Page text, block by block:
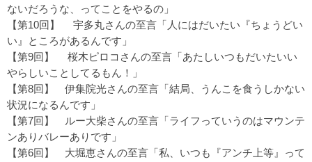
ないだろうな、ってことをやるの」
【第10回】
宇多丸さんの至言「人にはだいたい『ちょうどい
い』ところがあるんです」
【第9回】
桜木ピロコさんの至言「あたしいつもだいたいい
やらしいことしてるもん！」
【第8回】 伊集院光さんの至言「結局、うんこを食うしかない
状況になるんです」
【第7回】
ルー大柴さんの至言「ライフっていうのはマウンテ
ンありバレーありです」
【第6回】 大堀恵さんの至言「私、いつも『アンチ上等』って